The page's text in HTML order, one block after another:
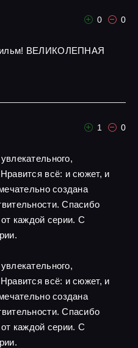
0 0
ВЕЛИКОЛЕПНАЯ
1 0
всё: и сюжет, и
создана
Спасибо
каждой серии. С
всё: и сюжет, и
создана
Спасибо
каждой серии. С